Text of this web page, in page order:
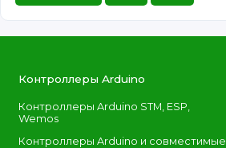
Контроллеры Arduino
Контроллеры Arduino STM, ESP,
Wemos
Контроллеры Arduino и совместимые